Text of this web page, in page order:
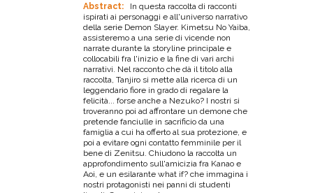
Abstract:
In questa raccolta di racconti
ispirati ai personaggi e all'universo narrativo
della serie Demon Slayer. Kimetsu No Yaiba,
assisteremo a una serie di vicende non
narrate durante la storyline principale e
collocabili fra l'inizio e la fine di vari archi
narrativi. Nel racconto che dà il titolo alla
raccolta, Tanjiro si mette alla ricerca di un
leggendario fiore in grado di regalare la
felicità... forse anche a Nezuko? I nostri si
troveranno poi ad affrontare un demone che
pretende fanciulle in sacrificio da una
famiglia a cui ha offerto al sua protezione, e
poi a evitare ogni contatto femminile per il
bene di Zenitsu. Chiudono la raccolta un
approfondimento sull'amicizia fra Kanao e
Aoi, e un esilarante what if? che immagina i
nostri protagonisti nei panni di studenti